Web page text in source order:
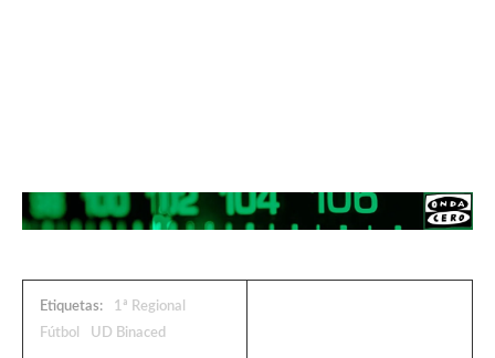
Etiquetas:
1ª Regional
Fútbol
UD Binaced